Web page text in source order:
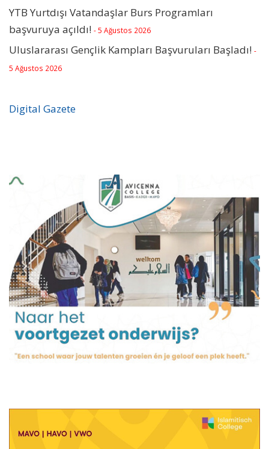
YTB Yurtdışı Vatandaşlar Burs Programları
başvuruya açıldı! - 5 Ağustos 2026
Uluslararası Gençlik Kampları Başvuruları Başladı! -
5 Ağustos 2026
Digital Gazete